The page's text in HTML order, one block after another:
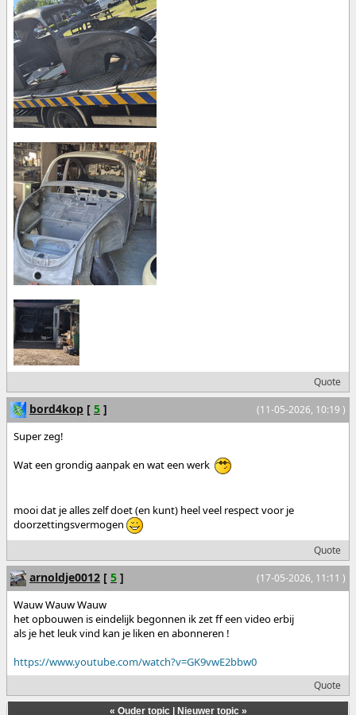
Quote
(11-05-2026, 10:19 )
bord4kop [ 5 ]
Super zeg!
Wat een grondig aanpak en wat een werk
mooi dat je alles zelf doet (en kunt) heel veel respect voor je
doorzettingsvermogen
Quote
(17-05-2026, 11:11 )
arnoldje0012 [ 5 ]
Wauw Wauw Wauw
het opbouwen is eindelijk begonnen ik zet ff een video erbij
als je het leuk vind kan je liken en abonneren !
https://www.youtube.com/watch?v=GK9vwE2bbw0
Quote
« Ouder topic| Nieuwer topic»